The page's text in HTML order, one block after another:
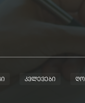
ᲙᲕᲚᲔᲕᲔᲑᲘ